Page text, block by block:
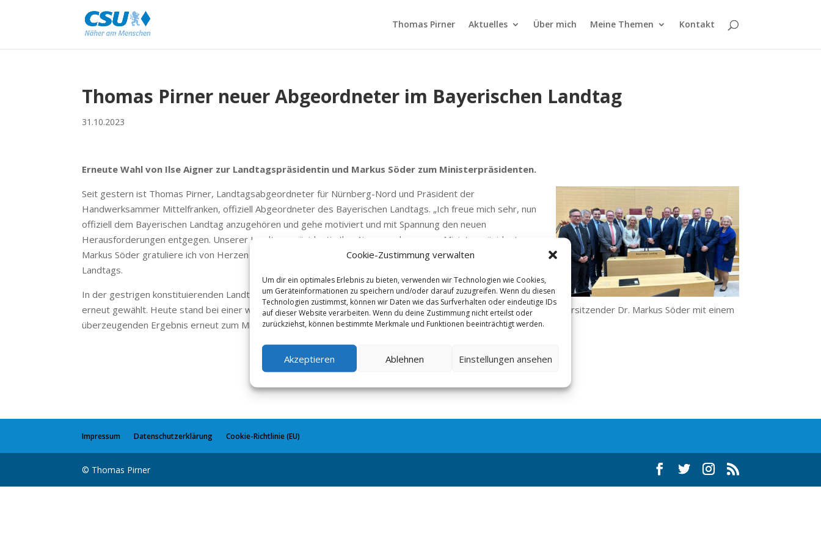
Cookie-Zustimmung verwalten
Um dir ein optimales Erlebnis zu bieten, verwenden wir Technologien wie Cookies,
um Geräteinformationen zu speichern und/oder darauf zuzugreifen. Wenn du diesen
Technologien zustimmst, können wir Daten wie das Surfverhalten oder eindeutige IDs
auf dieser Website verarbeiten. Wenn du deine Zustimmung nicht erteilst oder
zurückziehst, können bestimmte Merkmale und Funktionen beeinträchtigt werden.
Akzeptieren Ablehnen Einstellungen ansehen
Thomas Pirner Aktuelles Über mich Meine Themen Kontakt
Thomas Pirner neuer Abgeordneter im Bayerischen Landtag
31.10.2023
Erneute Wahl von Ilse Aigner zur Landtagspräsidentin und Markus Söder zum Ministerpräsidenten.
Seit gestern ist Thomas Pirner, Landtagsabgeordneter für Nürnberg-Nord und Präsident der
Handwerksammer Mittelfranken, offiziell Abgeordneter des Bayerischen Landtags. „Ich freue mich sehr, nun
offiziell dem Bayerischen Landtag anzugehören und gehe motiviert und mit Spannung den neuen
Herausforderungen entgegen. Unserer Landtagspräsidentin Ilse Aigner und unserem Ministerpräsidenten
Markus Söder gratuliere ich von Herzen zu ihrer Wiederwahl“, sagte Thomas Pirner, neues Mitglied des
Landtags.
In der gestrigen konstituierenden Landtagssitzung wurde die bisherige Landtagspräsidentin Ilse Aigner
erneut gewählt. Heute stand bei einer weiteren Sitzung die Wahl des Ministerpräsidenten an, bei der unser Parteivorsitzender Dr. Markus Söder mit einem
überzeugenden Ergebnis erneut zum Ministerpräsidenten gewählt wurde.
Impressum Datenschutzerklärung Cookie-Richtlinie (EU)
© Thomas Pirner